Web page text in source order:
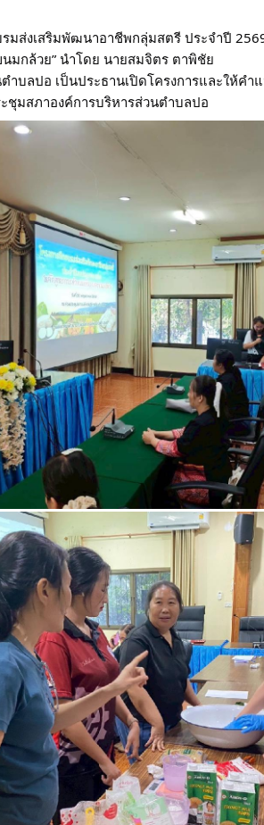
กอบรมส่งเสริมพัฒนาอาชีพกลุ่มสตรี ประจำปี
มกล้วย” นำโดย นายสมจิตร ตาพิชัย
ำบลปอ เป็นประธานเปิดโครงการและให้ค
มสภาองค์การบริหารส่วนตำบลปอ